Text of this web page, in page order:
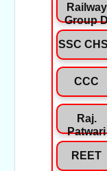
Railway
Group
SSC
CCC
Raj.
Patwari
REET